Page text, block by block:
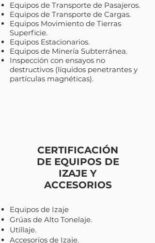
Equipos de Transporte de Pasajeros.
Equipos de Transporte de Cargas.
Equipos Movimiento de Tierras
Superficie.
Equipos Estacionarios.
Equipos de Minería Subterránea.
Inspección con ensayos no
destructivos (líquidos penetrantes y
partículas magnéticas).
CERTIFICACIÓN
DE EQUIPOS DE
IZAJE Y
ACCESORIOS
Equipos de Izaje
Grúas de Alto Tonelaje.
Utillaje.
Accesorios de Izaje.